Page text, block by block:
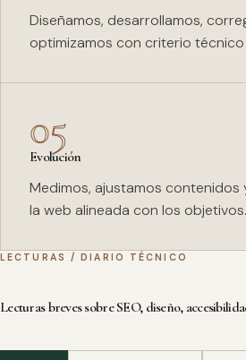
Diseñamos, desarrollamos,
optimizamos con criterio
05
Evolución
Medimos, ajustamos contenidos
la web alineada con los objetivos.
LECTURAS / DIARIO TÉCNICO
Lecturas breves sobre SEO, diseño,